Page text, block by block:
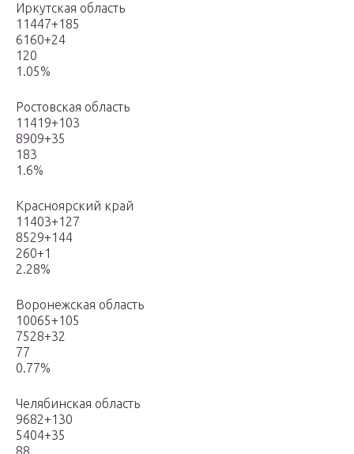
Иркутская область
11447+185
6160+24
120
1.05%
Ростовская область
11419+103
8909+35
183
1.6%
Красноярский край
11403+127
8529+144
260+1
2.28%
Воронежская область
10065+105
7528+32
77
0.77%
Челябинская область
9682+130
5404+35
88